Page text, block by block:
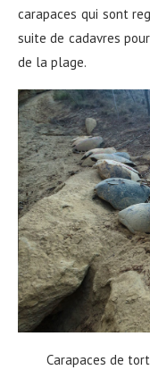
carapaces qui sont
suite de cadavres
de la plage.
Carapaces de